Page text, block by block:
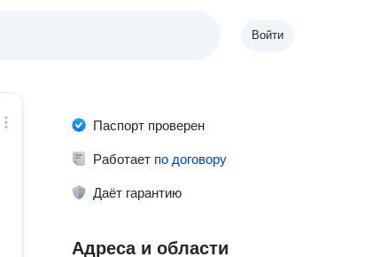
Войти
Паспорт проверен
Работает по договору
Даёт гарантию
Адреса и области